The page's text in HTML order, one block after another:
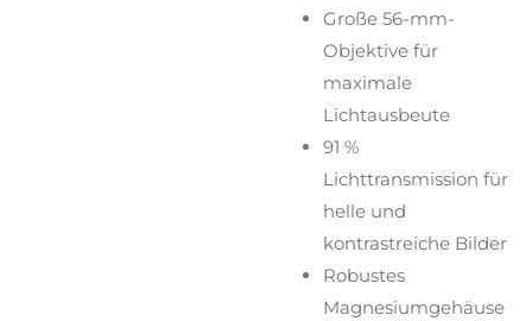
Große 56-mm-
Objektive für
maximale
Lichtausbeute
91 %
Lichttransmission für
helle und
kontrastreiche Bilder
Robustes
Magnesiumgehäuse